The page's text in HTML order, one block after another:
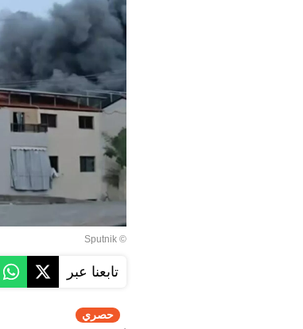
© Sputnik
تابعنا عبر
حصري